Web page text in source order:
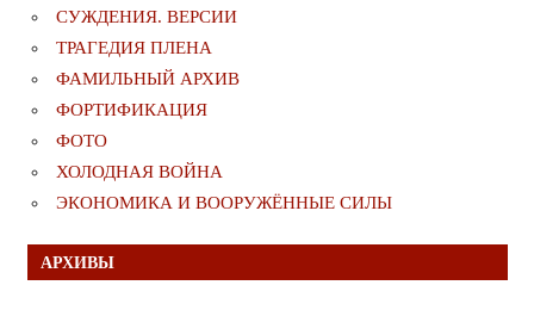
СУЖДЕНИЯ. ВЕРСИИ
ТРАГЕДИЯ ПЛЕНА
ФАМИЛЬНЫЙ АРХИВ
ФОРТИФИКАЦИЯ
ФОТО
ХОЛОДНАЯ ВОЙНА
ЭКОНОМИКА И ВООРУЖЁННЫЕ СИЛЫ
АРХИВЫ